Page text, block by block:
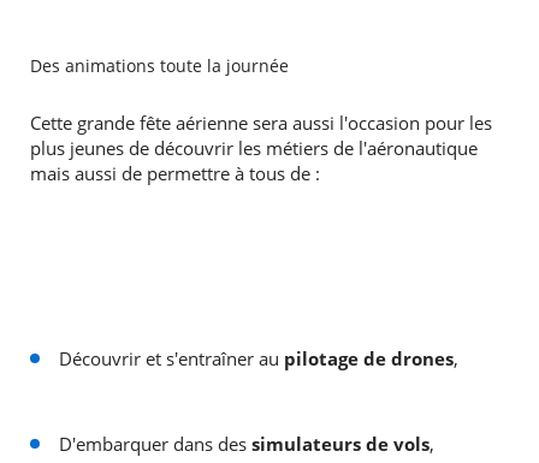
Des animations toute la journée
Cette grande fête aérienne sera aussi l'occasion pour les
plus jeunes de découvrir les métiers de l'aéronautique
mais aussi de permettre à tous de :
Découvrir et s'entraîner au pilotage de drones,
D'embarquer dans dessimulateurs de vols,